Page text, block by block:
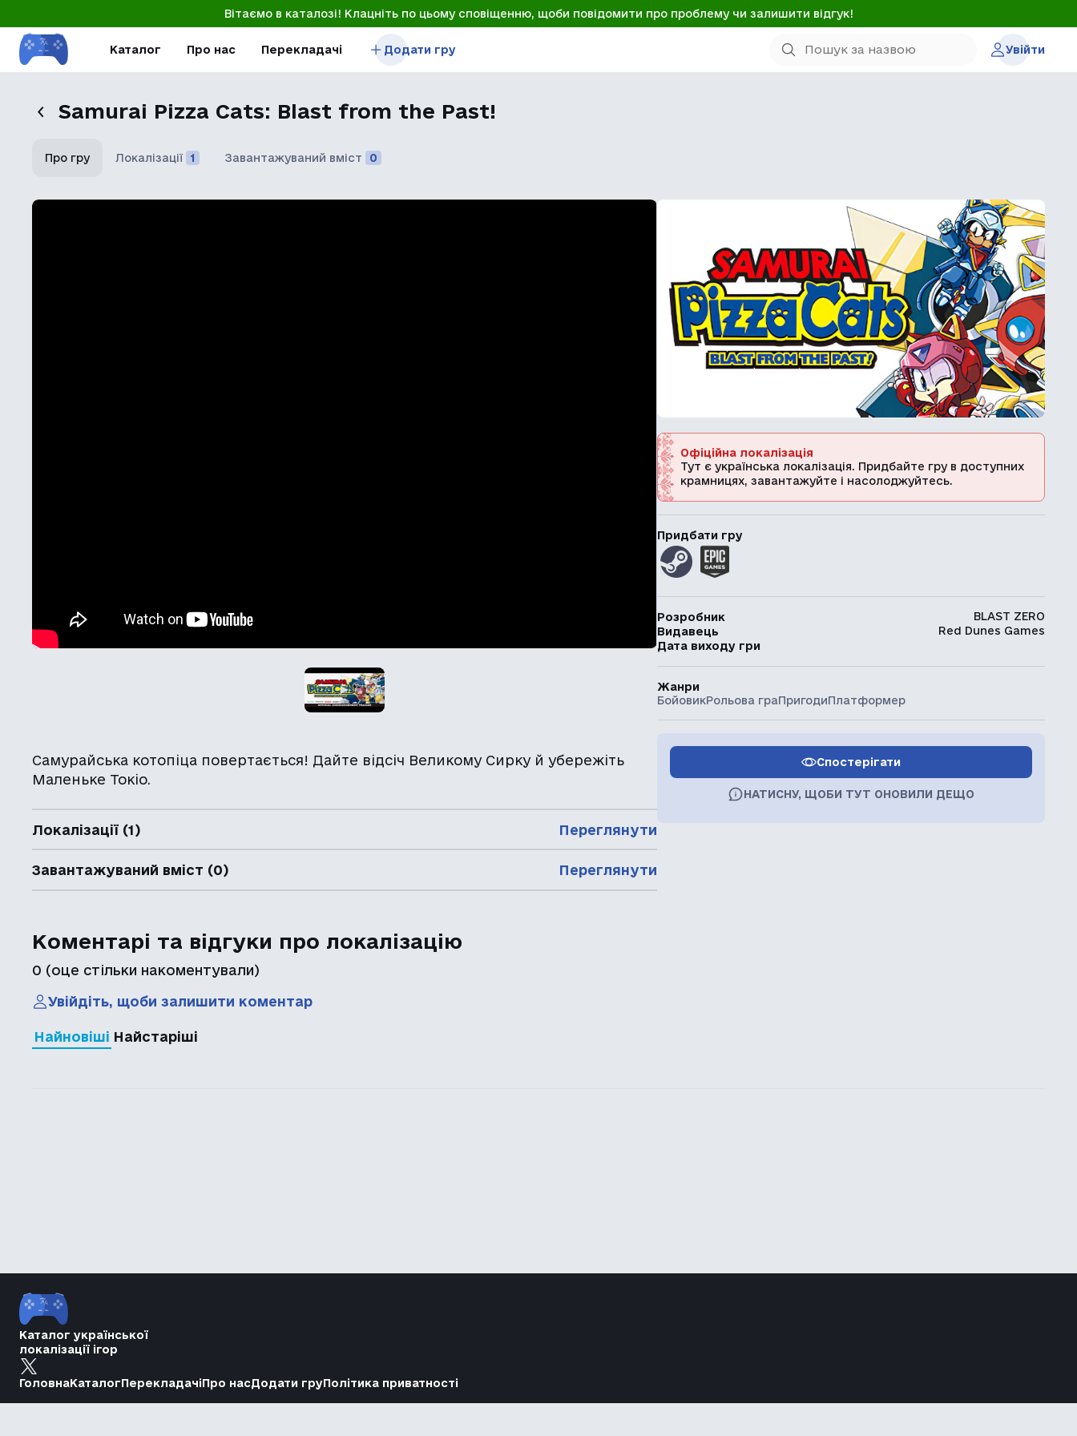
Вітаємо в каталозі! Клацніть по цьому сповіщенню, щоби повідомити про проблему чи залишити відгук!
Каталог Про нас Перекладачі Додати гру Увійти
Samurai Pizza Cats: Blast from the Past!
Про гру Локалізації 1 Завантажуваний вміст 0
Самурайська котопіца повертається! Дайте відсіч Великому Сирку й убережіть
Маленьке Токіо.
Локалізації (1) Переглянути
Завантажуваний вміст (0) Переглянути
Коментарі та відгуки про локалізацію
0 (оце стільки накоментували)
Увійдіть, щоби залишити коментар
Найновіші Найстаріші
Офіційна локалізація
Тут є українська локалізація. Придбайте гру в доступних
крамницях, завантажуйте і насолоджуйтесь.
Придбати гру
Розробник
BLAST ZERO
Видавець
Red Dunes Games
Дата виходу гри
Жанри
БойовикРольова граПригодиПлатформер
Спостерігати
НАТИСНУ, ЩОБИ ТУТ ОНОВИЛИ ДЕЩО
Каталог української
локалізації ігор
ГоловнаКаталогПерекладачіПро насДодати груПолітика приватності